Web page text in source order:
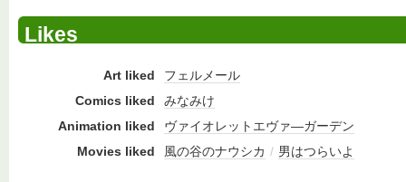
Likes
Art liked
フェルメール
Comics liked
みなみけ
Animation liked
ヴァイオレットエヴァ―ガーデン
Movies liked
風の谷のナウシカ / 男はつらいよ